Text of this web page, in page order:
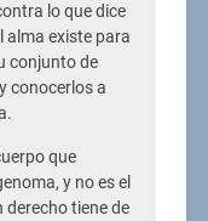
lo que dice
alma existe para
conjunto de
conocerlos a
que
y no es el
derecho tiene de